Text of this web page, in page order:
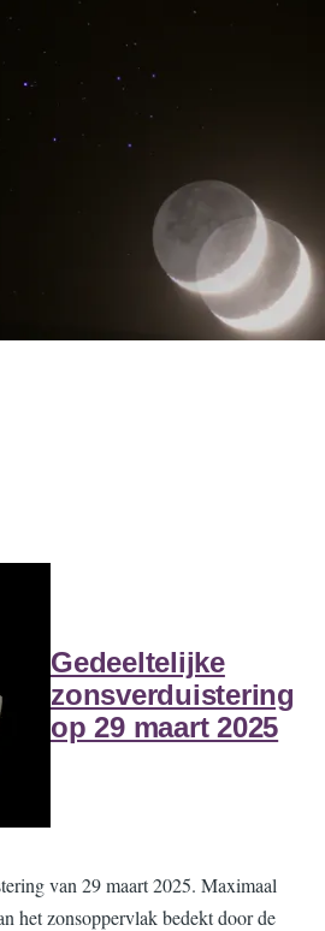
Gedeeltelijke
zonsverduistering
op 29 maart 2025
van 29 maart 2025. Maximaal
het zonsoppervlak bedekt door de